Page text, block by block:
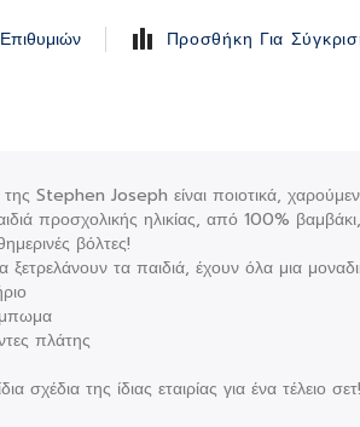
Προσθήκη Για
Stephen Joseph είναι ποιοτικά,
προσχολικής ηλικίας, από 100%
βόλτες!
τα παιδιά, έχουν όλα μια
πλάτης
σχέδια της ίδιας εταιρίας για ένα τέλειο σετ!